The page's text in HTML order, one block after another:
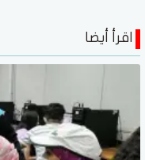
اقرأ أيضا